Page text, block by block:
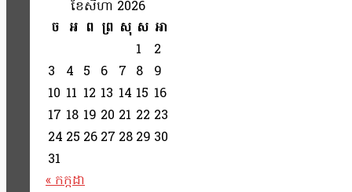
ខែ​សីហា 2026
ច អ ព ព្រ សុ ស អា
1
2
3
4 5 6 7 8
9
10 11 12 13 14 15 16
17 18 19 20 21 22 23
24 25 26 27 28 29 30
31
« កក្កដា